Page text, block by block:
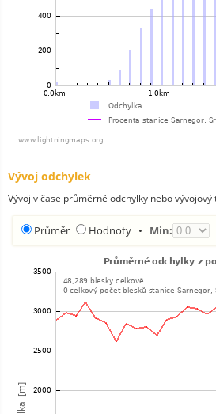
Vývoj odchylek
Vývoj v čase průměrné odchylky nebo
Průměr Hodnoty • Min: